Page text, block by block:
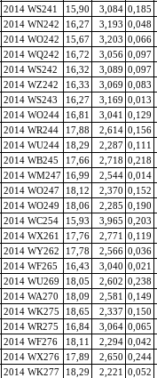
2014 WS241 15,90 3,084 0,185
2014 WN242 16,27 3,193 0,048
2014 WO242 15,67 3,203 0,066
2014 WQ242 16,72 3,056 0,097
2014 WS242 16,32 3,089 0,097
2014 WZ242 16,33 3,069 0,083
2014 WS243 16,27 3,169 0,013
2014 WO244 16,81 3,041 0,129
2014 WR244 17,88 2,614 0,156
2014 WU244 18,29 2,287 0,111
2014 WB245 17,66 2,718 0,218
2014 WM247 16,99 2,544 0,014
2014 WO247 18,12 2,370 0,152
2014 WO249 18,06 2,285 0,190
2014 WC254 15,93 3,965 0,203
2014 WX261 17,76 2,771 0,119
2014 WY262 17,78 2,566 0,036
2014 WF265 16,43 3,040 0,021
2014 WU269 18,05 2,602 0,238
2014 WA270 18,09 2,581 0,149
2014 WK275 18,65 2,337 0,150
2014 WR275 16,84 3,064 0,065
2014 WF276 18,11 2,294 0,042
2014 WX276 17,89 2,650 0,244
2014 WK277 18,29 2,221 0,052